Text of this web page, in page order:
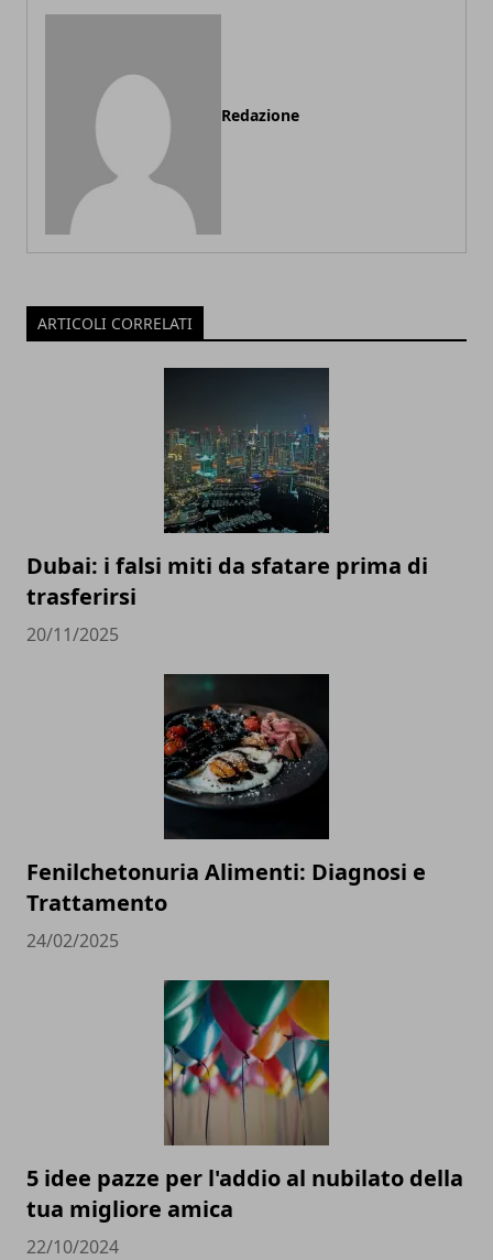
Redazione
ARTICOLI CORRELATI
Dubai: i falsi miti da sfatare prima di
trasferirsi
20/11/2025
Fenilchetonuria Alimenti: Diagnosi e
Trattamento
24/02/2025
5 idee pazze per l'addio al nubilato della
tua migliore amica
22/10/2024